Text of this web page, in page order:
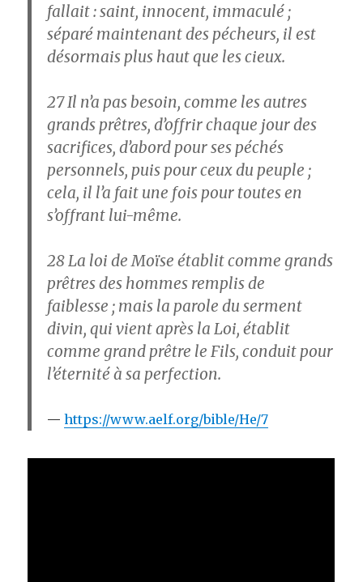
fallait : saint, innocent, immaculé ;
séparé maintenant des pécheurs, il est
désormais plus haut que les cieux.
27Il n’a pas besoin, comme les autres
grands prêtres, d’offrir chaque jour des
sacrifices, d’abord pour ses péchés
personnels, puis pour ceux du peuple ;
cela, il l’a fait une fois pour toutes en
s’offrant lui-même.
28La loi de Moïse établit comme grands
prêtres des hommes remplis de
faiblesse ; mais la parole du serment
divin, qui vient après la Loi, établit
comme grand prêtre le Fils, conduit pour
l’éternité à sa perfection.
https://www.aelf.org/bible/He/7